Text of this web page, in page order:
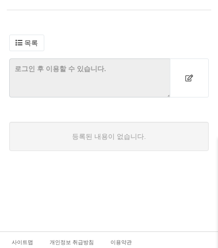
목록
등록된 내용이 없습니다.
사이트맵 개인정보 취급방침 이용약관